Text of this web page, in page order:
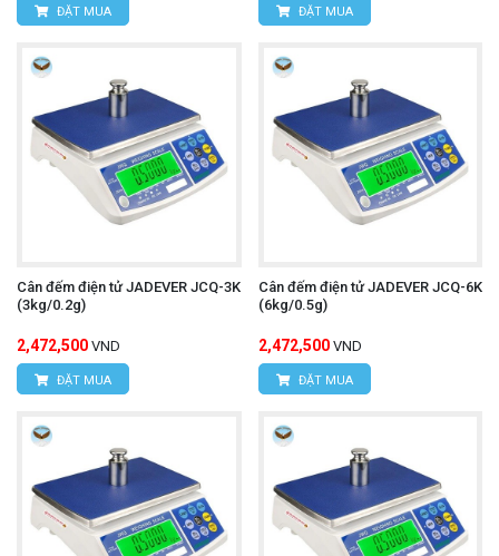
ĐẶT MUA ĐẶT MUA
Cân đếm điện tử JADEVER JCQ-3K
(3kg/0.2g)
2,472,500 VND
ĐẶT MUA
Cân đếm điện tử JADEVER JCQ-6K
(6kg/0.5g)
2,472,500 VND
ĐẶT MUA